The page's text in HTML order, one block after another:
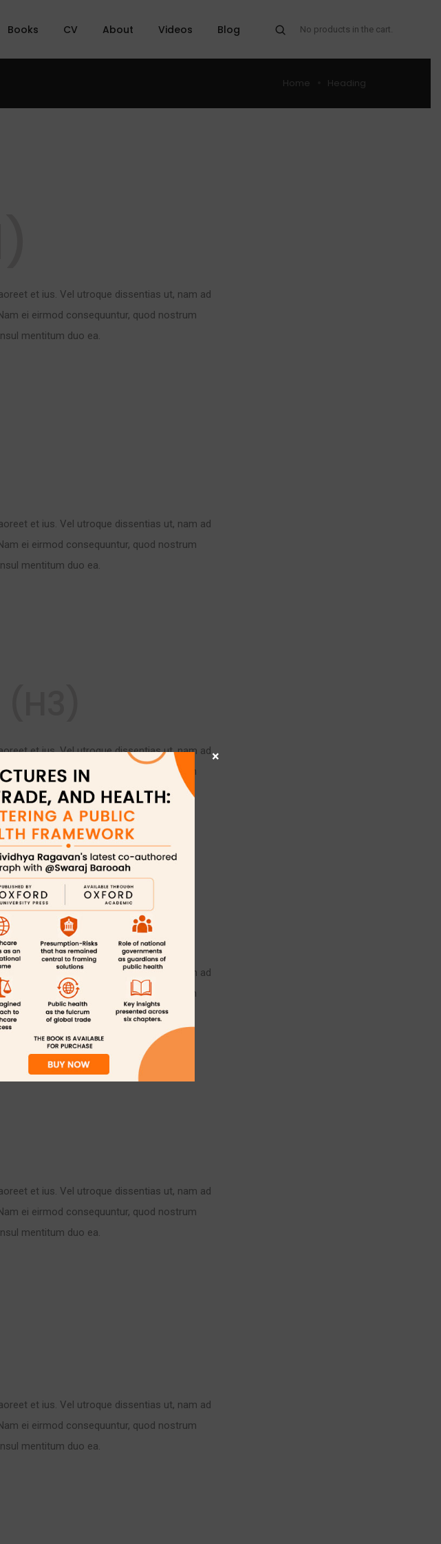
Books CV About Videos Blog No products in the cart.
Home Heading
et ius. Vel utroque dissentias ut, nam ad
ei eirmod consequuntur, quod nostrum
mentitum duo ea.
et ius. Vel utroque dissentias ut, nam ad
ei eirmod consequuntur, quod nostrum
mentitum duo ea.
et ius. Vel utroque dissentias ut, nam ad
ei eirmod consequuntur, quod nostrum
mentitum duo ea.
et ius. Vel utroque dissentias ut, nam ad
ei eirmod consequuntur, quod nostrum
mentitum duo ea.
et ius. Vel utroque dissentias ut, nam ad
ei eirmod consequuntur, quod nostrum
mentitum duo ea.
et ius. Vel utroque dissentias ut, nam ad
ei eirmod consequuntur, quod nostrum
mentitum duo ea.
×